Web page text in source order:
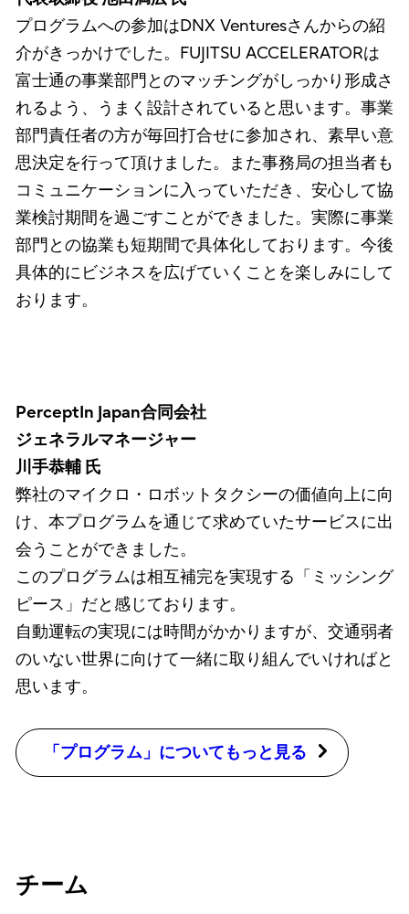
プログラムへの参加はDNX Venturesさんからの紹
介がきっかけでした。FUJITSU ACCELERATORは
富士通の事業部門とのマッチングがしっかり形成さ
れるよう、うまく設計されていると思います。事業
部門責任者の方が毎回打合せに参加され、素早い意
思決定を行って頂けました。また事務局の担当者も
コミュニケーションに入っていただき、安心して協
業検討期間を過ごすことができました。実際に事業
部門との協業も短期間で具体化しております。今後
具体的にビジネスを広げていくことを楽しみにして
おります。
PerceptIn Japan合同会社
ジェネラルマネージャー
川手恭輔 氏
弊社のマイクロ・ロボットタクシーの価値向上に向
け、本プログラムを通じて求めていたサービスに出
会うことができました。
このプログラムは相互補完を実現する「ミッシング
ピース」だと感じております。
自動運転の実現には時間がかかりますが、交通弱者
のいない世界に向けて一緒に取り組んでいければと
思います。
「プログラム」についてもっと見る
チーム